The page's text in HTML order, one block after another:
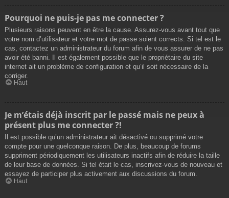
Pourquoi ne puis-je pas me connecter ?
Plusieurs raisons peuvent en être la cause. Assurez-vous avant tout que
votre nom d’utilisateur et votre mot de passe soient corrects. Si tel est le
cas, contactez un administrateur du forum afin de vous assurer de ne pas
avoir été banni. Il est également possible que le propriétaire du site
internet ait un problème de configuration et qu’il soit nécessaire de la
corriger.
Haut
Je m’étais déjà inscrit par le passé mais ne peux à
présent plus me connecter ?!
Il est possible qu’un administrateur ait désactivé ou supprimé votre
compte pour une quelconque raison. De plus, beaucoup de forums
suppriment périodiquement les utilisateurs inactifs afin de réduire la taille
de leur base de données. Si tel était le cas, inscrivez-vous de nouveau et
essayez de participer plus activement aux discussions du forum.
Haut